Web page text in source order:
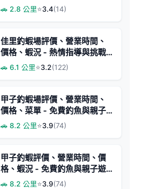
🚗 2.8 公里⭐3.4(14)
佳里釣蝦場評價、營業時間、
價格、蝦況 - 熱情指導與挑戰
體驗
🚗 6.1 公里⭐3.2(122)
甲子釣蝦場評價、營業時間、
價格、菜單 - 免費釣魚與親子
遊樂首選
🚗 8.2 公里⭐3.9(74)
甲子釣蝦評價、營業時間、價
格、蝦況 - 免費釣魚與親子遊
樂結合
🚗 8.2 公里⭐3.9(74)